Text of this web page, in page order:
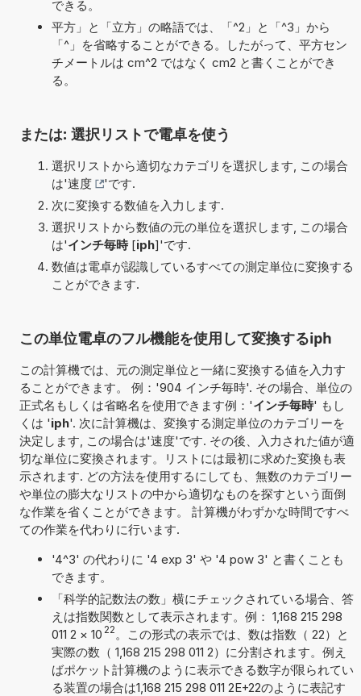
できる。
平方」と「立方」の略語では、「^2」と「^3」から
「^」を省略することができる。したがって、平方セン
チメートルは cm^2 ではなく cm2 と書くことができ
る。
または: 選択リストで電卓を使う
選択リストから適切なカテゴリを選択します, この場合
は'速度
'です.
次に変換する数値を入力します.
選択リストから数値の元の単位を選択します, この場合
は'インチ毎時[iph]'です.
数値は電卓が認識しているすべての測定単位に変換する
ことができます.
この単位電卓のフル機能を使用して変換するiph
この計算機では、元の測定単位と一緒に変換する値を入力す
ることができます。 例：'904 インチ毎時'. その場合、単位の
正式名もしくは省略名を使用できます例：'インチ毎時' もし
くは 'iph'. 次に計算機は、変換する測定単位のカテゴリーを
決定します, この場合は'速度'です. その後、入力された値が適
切な単位に変換されます。リストには最初に求めた変換も表
示されます. どの方法を使用するにしても、無数のカテゴリー
や単位の膨大なリストの中から適切なものを探すという面倒
な作業を省くことができます。 計算機がわずかな時間ですべ
ての作業を代わりに行います.
'4^3' の代わりに '4 exp 3' や '4 pow 3' と書くことも
できます。
「科学的記数法の数」横にチェックされている場合、答
えは指数関数として表示されます。例： 1,168 215 298
011 2 × 10 22 。この形式の表示では、数は指数（ 22）と
実際の数（ 1,168 215 298 011 2）に分割されます。例え
ばポケット計算機のように表示できる数字が限られてい
る装置の場合は1,168 215 298 011 2E+22のように表記す